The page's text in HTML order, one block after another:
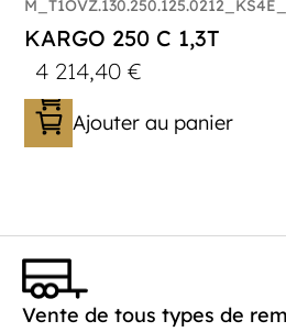
PTAC :
Poids à vide (kg) : 306
KARGO 250 C 1,3T
4 214,40€
Ajouter au panier
Vente de tous types de